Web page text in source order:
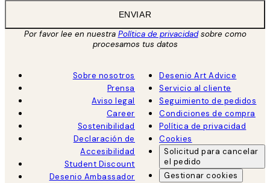
ENVIAR
Por favor lee en nuestra Política de privacidadsobre como
procesamos tus datos
Sobre nosotros
Prensa
Aviso legal
Career
Sostenibilidad
Declaración de
Accesibilidad
Student Discount
Desenio Ambassador
Desenio Art Advice
Servicio al cliente
Seguimiento de pedidos
Condiciones de compra
Política de privacidad
Cookies
Solicitud para cancelar
el pedido
Gestionar cookies